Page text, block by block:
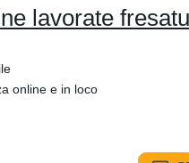
lavorate
online e in loco